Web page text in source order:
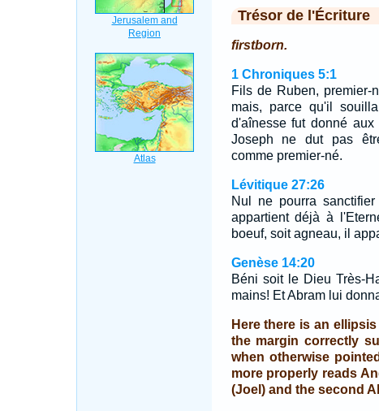
Trésor de l'Écriture
firstborn.
1 Chroniques 5:1
Fils de Ruben, premier-
mais, parce qu'il
d'aînesse fut donné
Joseph ne dut pas
comme premier-né.
Lévitique 27:26
Nul ne pourra
appartient déjà à
boeuf, soit agneau, il
Genèse 14:20
Béni soit le Dieu Très-
mains! Et Abram lui
Here there is an
the margin correctly
when otherwise
more properly reads
(Joel) and the second